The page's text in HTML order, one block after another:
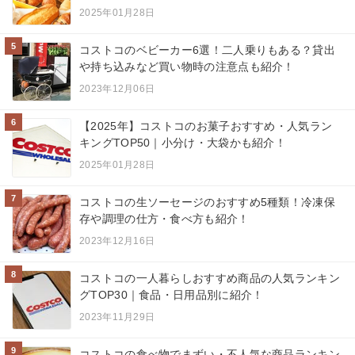
2025年01月28日
5
コストコのベビーカー6選！二人乗りもある？貸出
や持ち込みなど買い物時の注意点も紹介！
2023年12月06日
6
【2025年】コストコのお菓子おすすめ・人気ラン
キングTOP50｜小分け・大袋かも紹介！
2025年01月28日
7
コストコの生ソーセージのおすすめ5種類！冷凍保
存や調理の仕方・食べ方も紹介！
2023年12月16日
8
コストコの一人暮らしおすすめ商品の人気ランキン
グTOP30｜食品・日用品別に紹介！
2023年11月29日
9